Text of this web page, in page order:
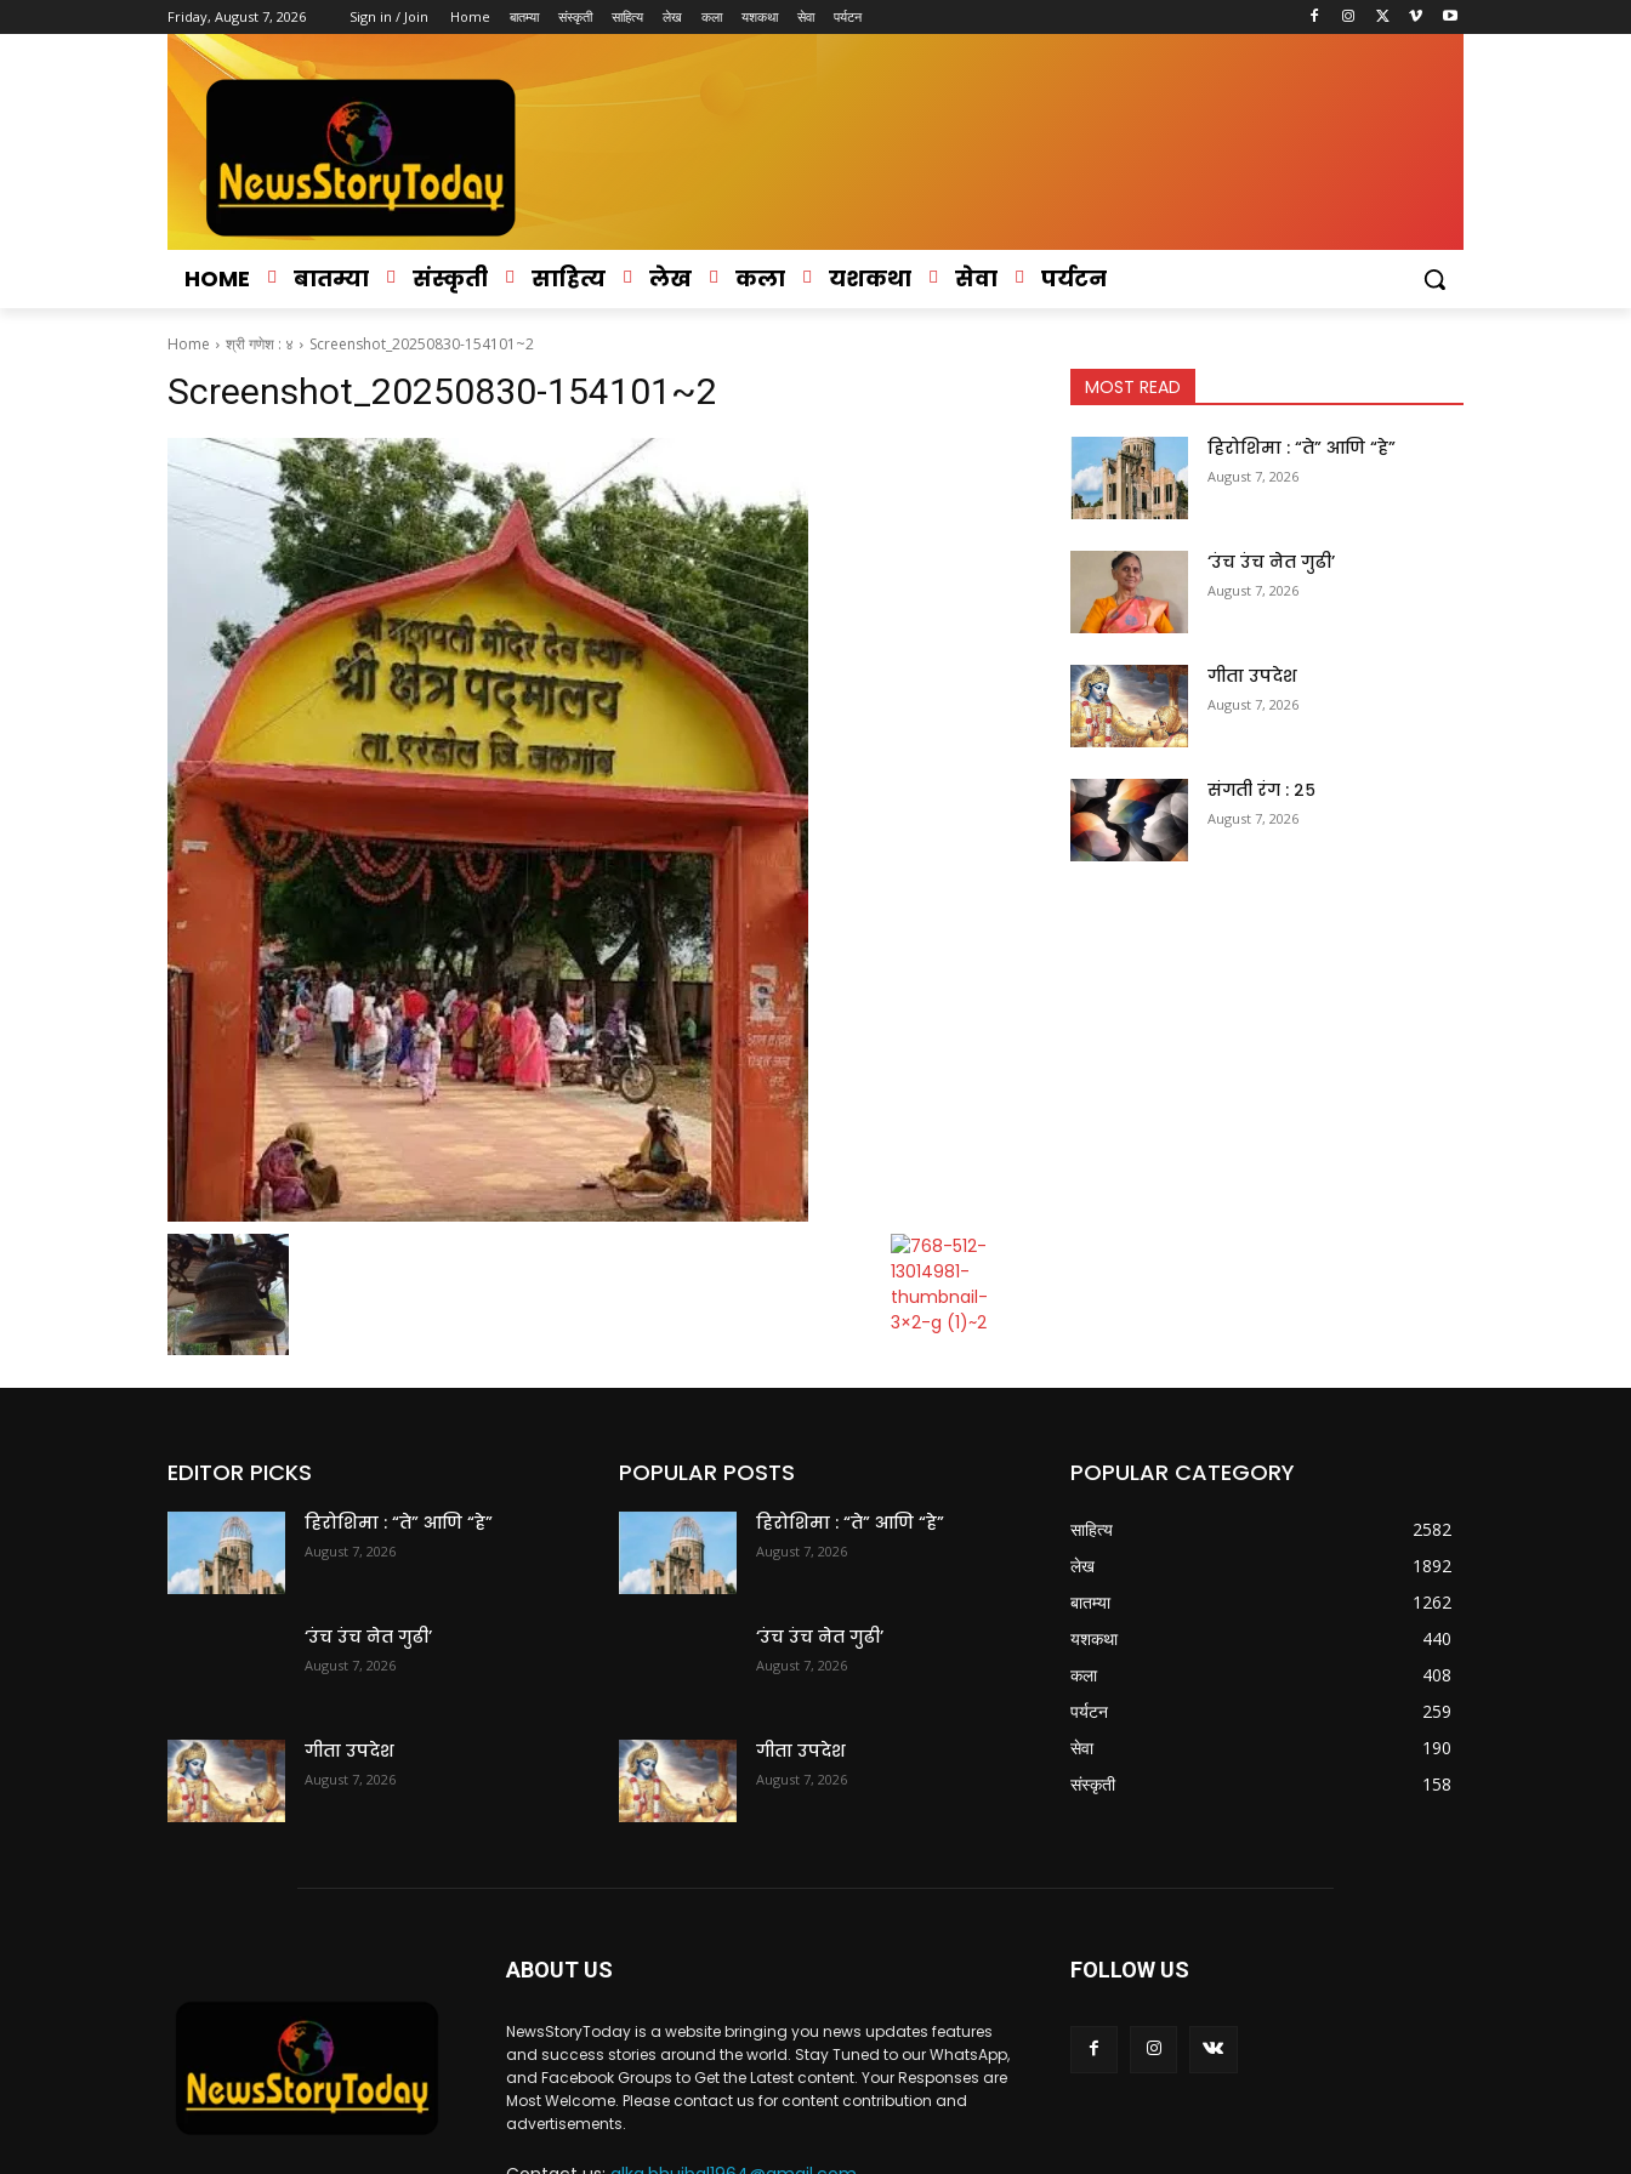
Friday, August 7, 2026 Sign in / Join Home बातम्या संस्कृती साहित्य लेख कला यशकथा सेवा पर्यटन
HOME बातम्या संस्कृती साहित्य लेख कला यशकथा सेवा पर्यटन
Home श्री गणेश : ४ Screenshot_20250830-154101~2
Screenshot_20250830-154101~2 MOST READ
हिरोशिमा : “ते” आणि “हे”
August 7, 2026
‘उंच उंच नेत गुढी’
August 7, 2026
गीता उपदेश
August 7, 2026
संगती रंग : २५
August 7, 2026
EDITOR PICKS
हिरोशिमा : “ते” आणि “हे”
August 7, 2026
‘उंच उंच नेत गुढी’
August 7, 2026
गीता उपदेश
August 7, 2026
POPULAR POSTS
हिरोशिमा : “ते” आणि “हे”
August 7, 2026
‘उंच उंच नेत गुढी’
August 7, 2026
गीता उपदेश
August 7, 2026
POPULAR CATEGORY
साहित्य
2582
लेख
1892
बातम्या
1262
यशकथा
440
कला
408
पर्यटन
259
सेवा
190
संस्कृती
158
ABOUT US
NewsStoryToday is a website bringing you news updates features
and success stories around the world. Stay Tuned to our WhatsApp,
and Facebook Groups to Get the Latest content. Your Responses are
Most Welcome. Please contact us for content contribution and
advertisements.
FOLLOW US